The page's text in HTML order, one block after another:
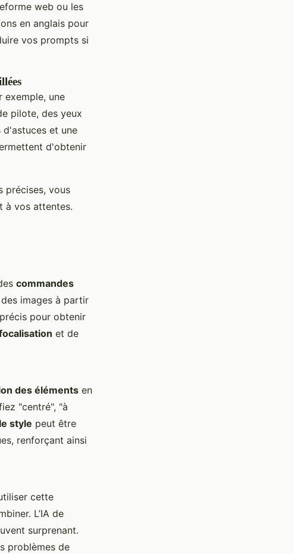
web ou les
en anglais pour
vos prompts si
exemple, une
pilote, des yeux
et une
d'obtenir
précises, vous
à vos attentes.
commandes
images à partir
pour obtenir
et de
des éléments en
"centré", "à
le style peut être
renforçant ainsi
cette
L’IA de
surprenant.
problèmes de